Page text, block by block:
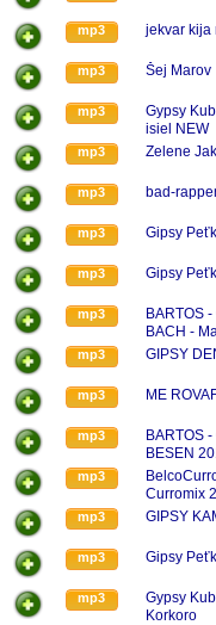
mp3 jekvar kija
mp3 Šej Marov
mp3
Gypsy
isiel NEW
mp3 Zelene
mp3 bad-
mp3 Gipsy
mp3 Gipsy
mp3
BARTOS
BACH -
mp3 GIPSY
mp3 ME
mp3
BARTOS
BESEN
mp3
Curromix
mp3 GIPSY
mp3 Gipsy
mp3
Gypsy
Korkoro